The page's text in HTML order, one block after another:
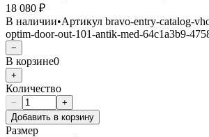
18 080 ₽
В наличии•Артикул bravo-entry-catalog-
optim-door-out-101-antik-med-64c1a3b9-
−
В корзине0
+
Количество
−
+
Добавить в корзину
Размер